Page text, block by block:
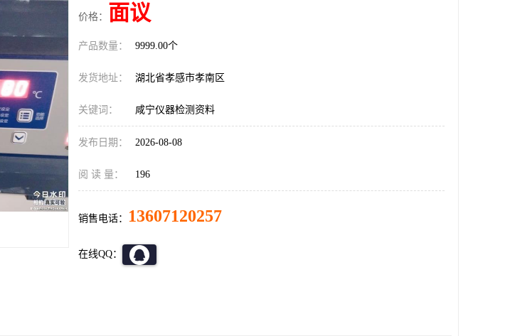
价格： 面议
产品数量： 9999.00个
发货地址： 湖北省孝感市孝南区
关键词： 咸宁仪器检测资料
发布日期： 2026-08-08
阅 读 量： 196
销售电话： 13607120257
在线QQ：